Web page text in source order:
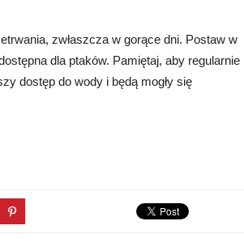
zwłaszcza w gorące dni. Postaw w
dla ptaków. Pamiętaj, aby regularnie
dostęp do wody i będą mogły się